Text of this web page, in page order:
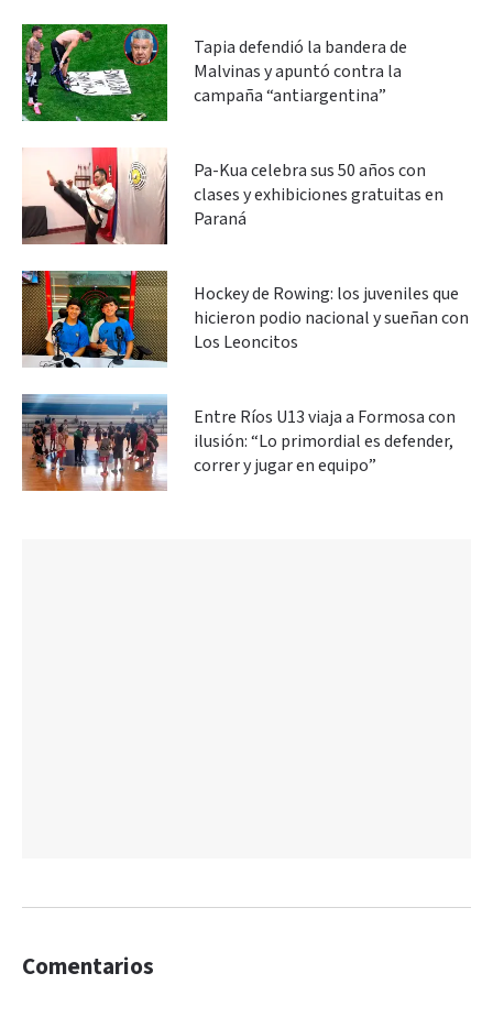
Tapia defendió la bandera de
Malvinas y apuntó contra la
campaña “antiargentina”
Pa-Kua celebra sus 50 años con
clases y exhibiciones gratuitas en
Paraná
Hockey de Rowing: los juveniles que
hicieron podio nacional y sueñan con
Los Leoncitos
Entre Ríos U13 viaja a Formosa con
ilusión: “Lo primordial es defender,
correr y jugar en equipo”
Comentarios